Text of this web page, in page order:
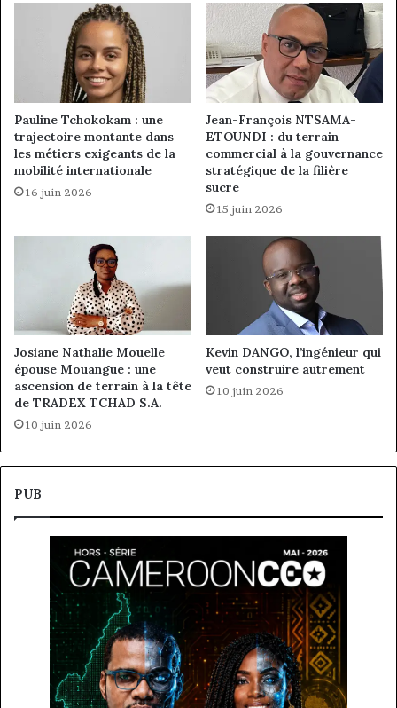
Pauline Tchokokam : une
trajectoire montante dans
les métiers exigeants de la
mobilité internationale
16 juin 2026
Jean-François NTSAMA-
ETOUNDI : du terrain
commercial à la gouvernance
stratégique de la filière
sucre
15 juin 2026
Josiane Nathalie Mouelle
épouse Mouangue : une
ascension de terrain à la tête
de TRADEX TCHAD S.A.
10 juin 2026
Kevin DANGO, l’ingénieur qui
veut construire autrement
10 juin 2026
PUB